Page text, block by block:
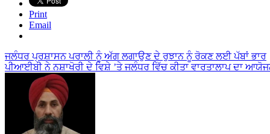
Print
Email
Post
navigation
ਜਲੰਧਰ ਪ੍ਰਸ਼ਾਸਨ ਪਰਾਲੀ ਨੂੰ ਅੱਗ ਲਗਾਉਣ ਦੇ ਰੁਝਾਨ ਨੂੰ ਰੋਕਣ ਲਈ ਪੱਬਾਂ ਭਾਰ
ਪੀਆਈਬੀ ਨੇ ਨਸ਼ਾਖੋਰੀ ਦੇ ਵਿਸ਼ੇ ’ਤੇ ਜਲੰਧਰ ਵਿੱਚ ਕੀਤਾ ਵਾਰਤਾਲਾਪ ਦਾ